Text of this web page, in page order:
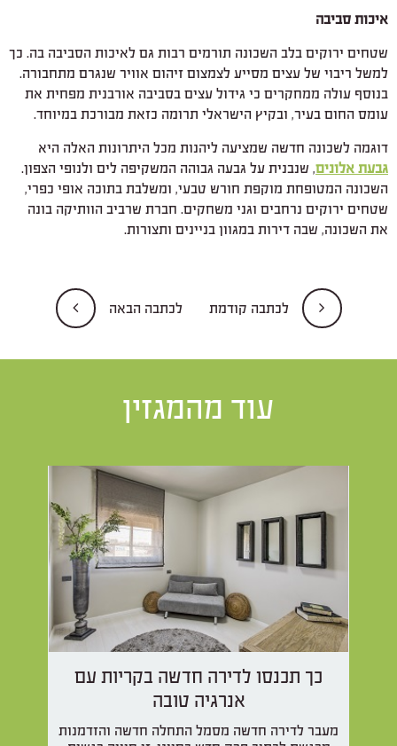
איכות סביבה
שטחים ירוקים בלב השכונה תורמים רבות גם לאיכות הסביבה בה. כך
למשל ריבוי של עצים מסייע לצמצום זיהום אוויר שנגרם מתחבורה.
בנוסף עולה ממחקרים כי גידול עצים בסביבה אורבנית מפחית את
עומס החום בעיר, ובקיץ הישראלי תרומה כזאת מבורכת במיוחד.
דוגמה לשכונה חדשה שמציעה ליהנות מכל היתרונות האלה היא
גבעת אלונים, שנבנית על גבעה גבוהה המשקיפה לים ולנופי הצפון.
השכונה המטופחת מוקפת חורש טבעי, ומשלבת בתוכה אופי כפרי,
שטחים ירוקים נרחבים וגני משחקים. חברת שרביב הוותיקה בונה
את השכונה, שבה דירות במגוון בניינים ותצורות.
לכתבה קודמת לכתבה הבאה
עוד מהמגזין
כך תכנסו לדירה חדשה בקריות עם
אנרגיה טובה
מעבר לדירה חדשה מסמל התחלה חדשה והזדמנות